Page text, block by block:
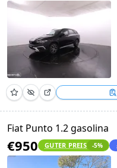
Fiat Punto 1.2 gasolina
€950 GUTER PREIS -5%